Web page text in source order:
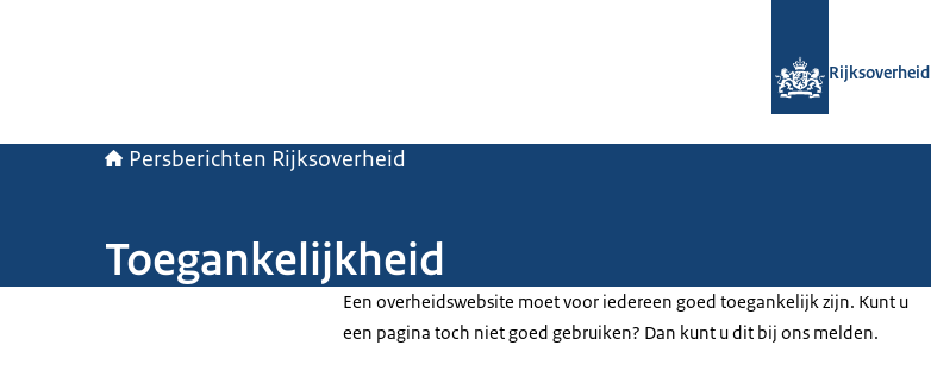
Rijksoverheid
Persberichten Rijksoverheid
Toegankelijkheid
Een overheidswebsite moet voor iedereen goed toegankelijk zijn. Kunt u
een pagina toch niet goed gebruiken? Dan kunt u dit bij ons melden.